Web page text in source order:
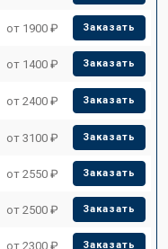
от 1900 ₽ Заказать
от 1400 ₽ Заказать
от 2400 ₽ Заказать
от 3100 ₽ Заказать
от 2550 ₽ Заказать
от 2500 ₽ Заказать
от 2300 ₽ Заказать